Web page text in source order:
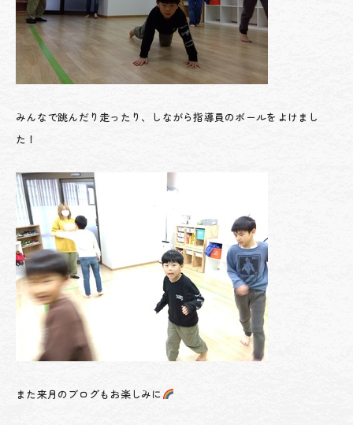
みんなで跳んだり走ったり、しながら指導員のボールをよけまし
た！
また来月のブログもお楽しみに